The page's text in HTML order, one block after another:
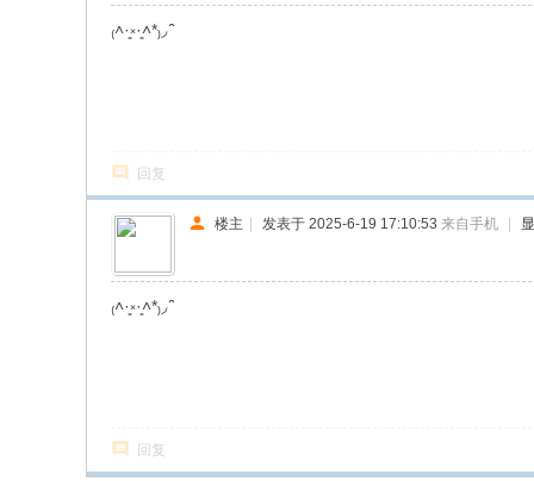
₍˄·͈༝·͈˄*₎◞ ̑̑
回复
楼主 | 发表于 2025-6-19 17:10:53 来自手机 |
₍˄·͈༝·͈˄*₎◞ ̑̑
回复